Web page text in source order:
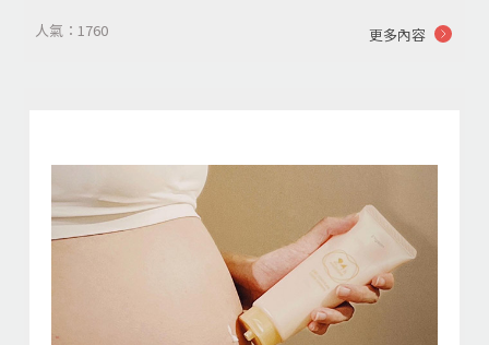
人氣：1760 更多內容